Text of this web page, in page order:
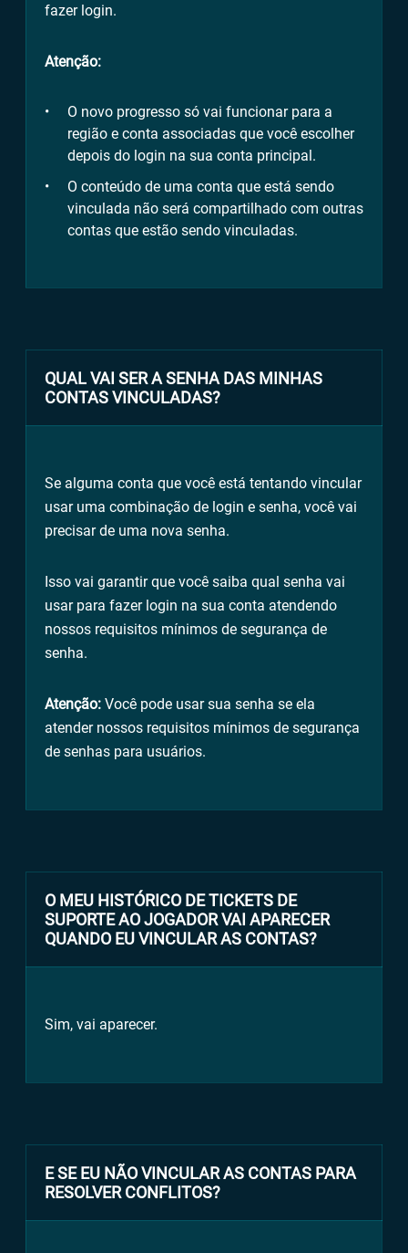
fazer login.
Atenção:
O novo progresso só vai funcionar para a
região e conta associadas que você escolher
depois do login na sua conta principal.
O conteúdo de uma conta que está sendo
vinculada não será compartilhado com outras
contas que estão sendo vinculadas.
QUAL VAI SER A SENHA DAS MINHAS
CONTAS VINCULADAS?
Se alguma conta que você está tentando vincular
usar uma combinação de login e senha, você vai
precisar de uma nova senha.
Isso vai garantir que você saiba qual senha vai
usar para fazer login na sua conta atendendo
nossos requisitos mínimos de segurança de
senha.
Atenção: Você pode usar sua senha se ela
atender nossos requisitos mínimos de segurança
de senhas para usuários.
O MEU HISTÓRICO DE TICKETS DE
SUPORTE AO JOGADOR VAI APARECER
QUANDO EU VINCULAR AS CONTAS?
Sim, vai aparecer.
E SE EU NÃO VINCULAR AS CONTAS PARA
RESOLVER CONFLITOS?